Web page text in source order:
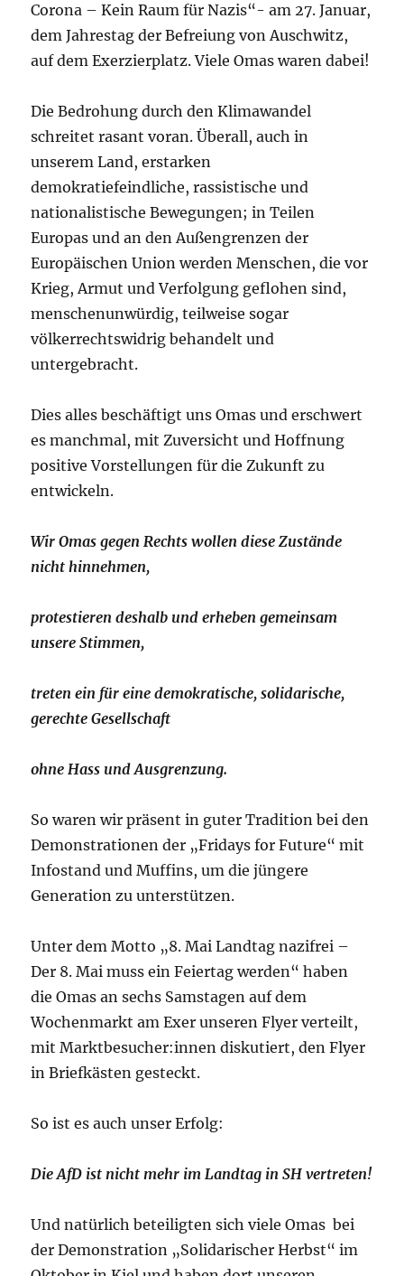
Corona – Kein Raum für Nazis“- am 27. Januar,
dem Jahrestag der Befreiung von Auschwitz,
auf dem Exerzierplatz. Viele Omas waren dabei!
Die Bedrohung durch den Klimawandel
schreitet rasant voran. Überall, auch in
unserem Land, erstarken
demokratiefeindliche, rassistische und
nationalistische Bewegungen; in Teilen
Europas und an den Außengrenzen der
Europäischen Union werden Menschen, die vor
Krieg, Armut und Verfolgung geflohen sind,
menschenunwürdig, teilweise sogar
völkerrechtswidrig behandelt und
untergebracht.
Dies alles beschäftigt uns Omas und erschwert
es manchmal, mit Zuversicht und Hoffnung
positive Vorstellungen für die Zukunft zu
entwickeln.
Wir Omas gegen Rechts wollen diese Zustände
nicht hinnehmen,
protestieren deshalb und erheben gemeinsam
unsere Stimmen,
treten ein für eine demokratische, solidarische,
gerechte Gesellschaft
ohne Hass und Ausgrenzung.
So waren wir präsent in guter Tradition bei den
Demonstrationen der „Fridays for Future“ mit
Infostand und Muffins, um die jüngere
Generation zu unterstützen.
Unter dem Motto „8. Mai Landtag nazifrei –
Der 8. Mai muss ein Feiertag werden“ haben
die Omas an sechs Samstagen auf dem
Wochenmarkt am Exer unseren Flyer verteilt,
mit Marktbesucher:innen diskutiert, den Flyer
in Briefkästen gesteckt.
So ist es auch unser Erfolg:
Die AfD ist nicht mehr im Landtag in SH vertreten!
Und natürlich beteiligten sich viele Omas bei
der Demonstration „Solidarischer Herbst“ im